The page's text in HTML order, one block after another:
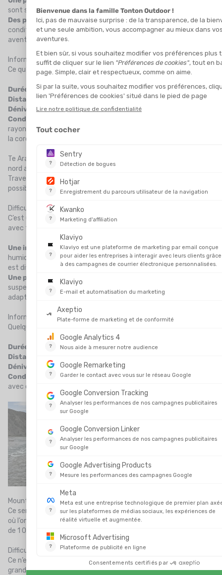
sont souvent indispensables, surtout en début de saison.
Des passages engagés: altitude, efforts soutenus et
conditions changeantes peuvent transformer une étape en
aventure.
Informations clés
Ce qu’il faut savoir avant de fouler la neige des Alpes :
Durée
: entre 10 et 12 jours selon l’itinéraire choisi.
Distance: environ 180 km.
Dénivelé cumulé: plus de 12 000 m, à travers cols et vallées.
Conditions climatiques
rayonnement solaire – la crème solaire est aussi essentielle que
la corde.
Te Araroa Trail, Nouvelle-Zélande – L’île du long nuage blanc, du
nord au sud
Traverser la Nouvelle-Zélande à pied, du Cap Reinga à Bluff, c’est
possible. Mais le
Te Araroa Trail est aussi beau qu’exigeant.
Difficultés principales
C’est une immersion complète dans la nature néo-zélandaise,
avec tout ce qu’elle a de sauvage et imprévisible.
Une incroyable variété de terrains: plages de sable, forêts
humides, crêtes alpines, rivières à traverser à gué – chaque jour
est différent.
Une progression parfois technique
suspendus, les tronçons isolés demandent attention et
adaptation.
Informations clés
Quelques chiffres pour bien saisir l’envergure de ce trek :
Durée estimée
: environ 4 mois.
Distance
Dénivelé cumulé: plus de 20 000 m – étalé sur tout le pays.
Conditions climatiques: tropicales au nord, alpines au sud,
avec des contrastes forts selon la saison.
Mount Huashan, Chine – Vertige garanti
Ce sentier chinois est célèbre pour sa “Plank Walk” : un passage
où l’on avance sur des planches fixées à flanc de falaise, à plus
de 1 000 mètres d’altitude.
Difficultés principales
Ce n’est pas tant une randonnée qu’un test psychologique
grandeur nature.